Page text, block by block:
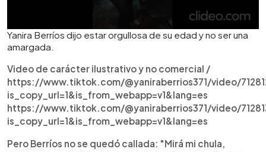
Yanira Berríos dijo estar orgullosa de su edad y no ser una
amargada.
Video de carácter ilustrativo y no comercial /
https://www.tiktok.com/@yaniraberrios371/video/
is_copy_url=1&is_from_webapp=v1&lang=es
https://www.tiktok.com/@yaniraberrios371/video/
is_copy_url=1&is_from_webapp=v1&lang=es
Pero Berríos no se quedó callada: "Mirá mi chula,